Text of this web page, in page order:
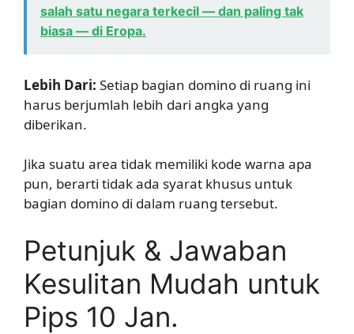
salah satu negara terkecil — dan paling tak
biasa — di Eropa.
Lebih Dari: Setiap bagian domino di ruang ini
harus berjumlah lebih dari angka yang
diberikan.
Jika suatu area tidak memiliki kode warna apa
pun, berarti tidak ada syarat khusus untuk
bagian domino di dalam ruang tersebut.
Petunjuk & Jawaban
Kesulitan Mudah untuk
Pips 10 Jan.